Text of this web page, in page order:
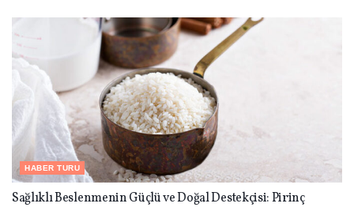
HABER TURU
Sağlıklı Beslenmenin Güçlü ve Doğal Destekçisi: Pirinç